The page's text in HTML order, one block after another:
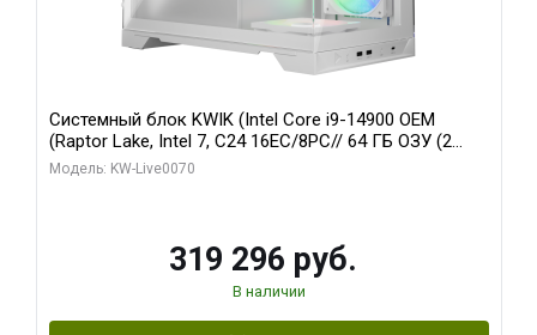
Системный блок KWIK (Intel Core i9-14900 OEM
(Raptor Lake, Intel 7, C24 16EC/8PC// 64 ГБ ОЗУ (2
модуля)/ Gigabyte RTX5080 XTREME WATERFORCE
Модель: KW-Live0070
319 296 руб.
В наличии